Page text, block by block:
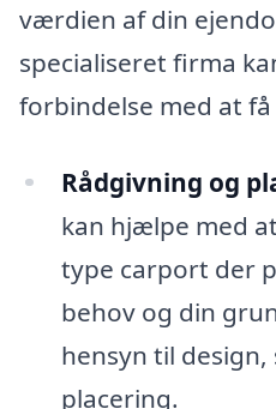
værdien af din
specialiseret firma
forbindelse med at
Rådgivning og
kan hjælpe med
type carport der
behov og din
hensyn til
placering.